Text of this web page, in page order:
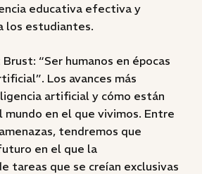
educativa efectiva y
los estudiantes.
“Ser humanos en épocas
Los avances más
artificial y cómo están
en el que vivimos. Entre
tendremos que
en el que la
tareas que se creían exclusivas